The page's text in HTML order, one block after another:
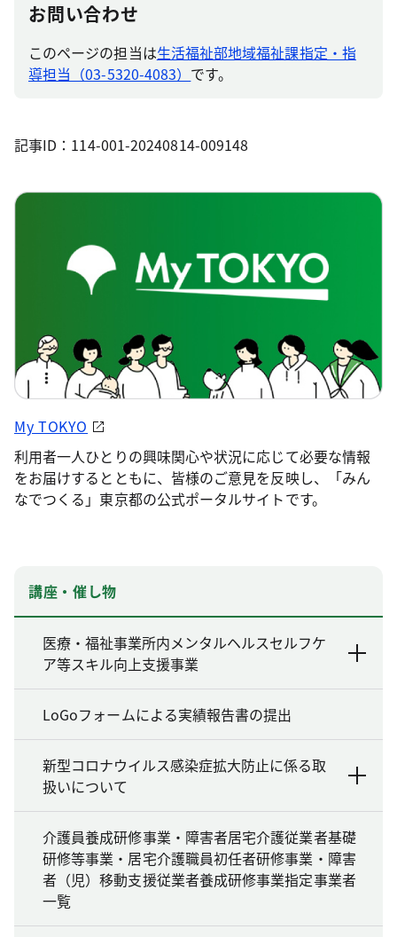
お問い合わせ
このページの担当は生活福祉部地域福祉課指定・指
導担当（03-5320-4083） です。
記事ID：114-001-20240814-009148
My TOKYO
利用者一人ひとりの興味関心や状況に応じて必要な情報
をお届けするとともに、皆様のご意見を反映し、「みん
なでつくる」東京都の公式ポータルサイトです。
講座・催し物
医療・福祉事業所内メンタルヘルスセルフケ
ア等スキル向上支援事業
LoGoフォームによる実績報告書の提出
新型コロナウイルス感染症拡大防止に係る取
扱いについて
介護員養成研修事業・障害者居宅介護従業者基礎
研修等事業・居宅介護職員初任者研修事業・障害
者（児）移動支援従業者養成研修事業指定事業者
一覧